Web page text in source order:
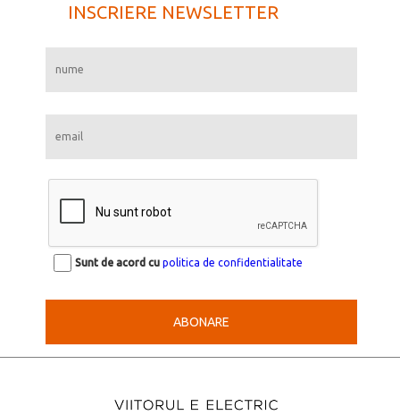
INSCRIERE NEWSLETTER
ABONARE
Sunt de acord cu politica de confidentialitate